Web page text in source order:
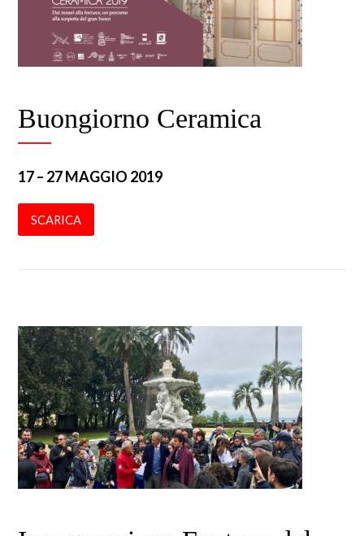
Buongiorno Ceramica
17 – 27 MAGGIO 2019
SCARICA